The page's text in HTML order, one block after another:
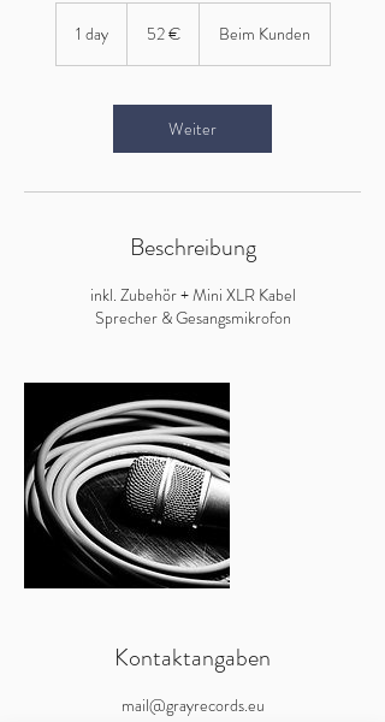
1 day1
52 € Beim Kunden
Weiter
Beschreibung
inkl. Zubehör + Mini XLR Kabel
Sprecher & Gesangsmikrofon
Kontaktangaben
mail@grayrecords.eu